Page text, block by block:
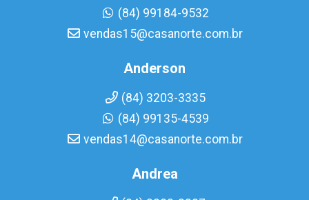
(84) 99184-9532
vendas15@casanorte.com.br
Anderson
(84) 3203-3335
(84) 99135-4539
vendas14@casanorte.com.br
Andrea